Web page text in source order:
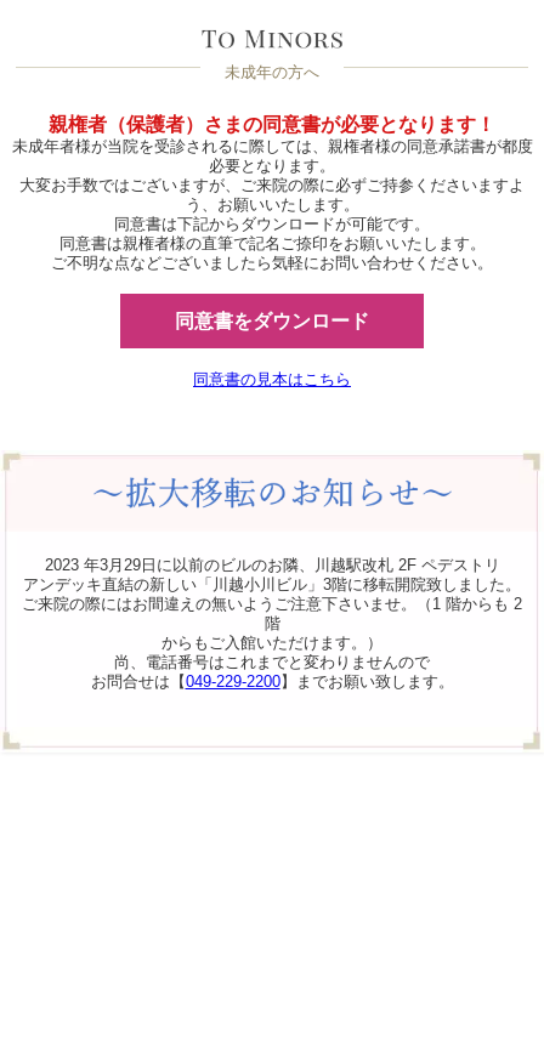
未成年の方へ
親権者（保護者）さまの同意書が必要となります！
未成年者様が当院を受診されるに際しては、親権者様の同意承諾書が都度
必要となります。
大変お手数ではございますが、ご来院の際に必ずご持参くださいますよ
う、お願いいたします。
同意書は下記からダウンロードが可能です。
同意書は親権者様の直筆で記名ご捺印をお願いいたします。
ご不明な点などございましたら気軽にお問い合わせください。
同意書をダウンロード
同意書の見本はこちら
2023 年3月29日に以前のビルのお隣、川越駅改札 2F ペデストリ
アンデッキ直結の新しい「川越小川ビル」3階に移転開院致しました。
ご来院の際にはお間違えの無いようご注意下さいませ。（1 階からも 2
階
からもご入館いただけます。）
尚、電話番号はこれまでと変わりませんので
お問合せは【049-229-2200】までお願い致します。